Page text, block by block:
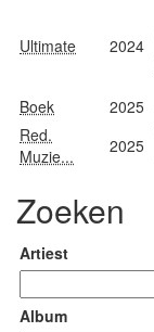
Ultimate 2024
Boek 2025
Red.
Muzie...
2025
Zoeken
Artiest
Album